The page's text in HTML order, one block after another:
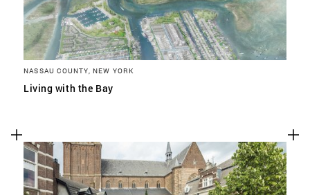
NASSAU COUNTY, NEW YORK
Living with the Bay